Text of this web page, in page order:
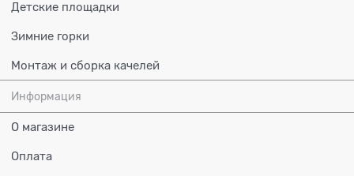
Детские площадки
Зимние горки
Монтаж и сборка качелей
Информация
О магазине
Оплата